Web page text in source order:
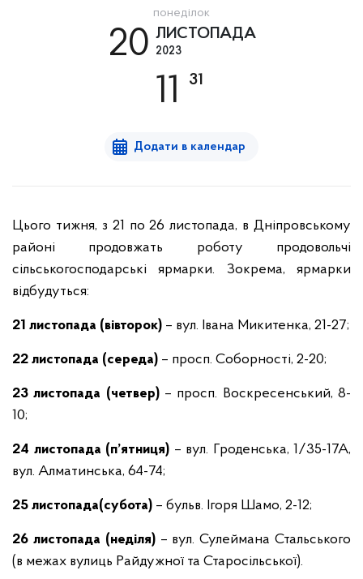
понеділок
20 ЛИСТОПАДА
2023
11 31
Додати в календар
Цього тижня, з 21 по 26 листопада, в Дніпровському
районі продовжать роботу продовольчі
сільськогосподарські ярмарки. Зокрема, ярмарки
відбудуться:
21 листопада (вівторок) – вул. Івана Микитенка, 21-27;
22 листопада (середа) – просп. Соборності, 2-20;
23 листопада (четвер) – просп. Воскресенський, 8-
10;
24 листопада (п’ятниця) – вул. Гроденська, 1/35-17А,
вул. Алматинська, 64-74;
25 листопада(субота) – бульв. Ігоря Шамо, 2-12;
26 листопада (неділя) – вул. Сулеймана Стальського
(в межах вулиць Райдужної та Старосільської).